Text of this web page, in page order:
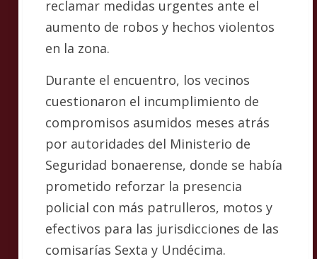
reclamar medidas urgentes ante el
aumento de robos y hechos violentos
en la zona.
Durante el encuentro, los vecinos
cuestionaron el incumplimiento de
compromisos asumidos meses atrás
por autoridades del Ministerio de
Seguridad bonaerense, donde se había
prometido reforzar la presencia
policial con más patrulleros, motos y
efectivos para las jurisdicciones de las
comisarías Sexta y Undécima.